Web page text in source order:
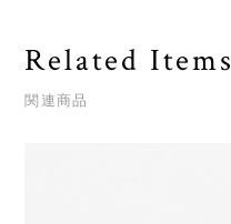
Related Items
関連商品